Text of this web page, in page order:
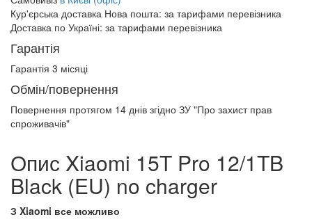
Кур'єрська доставка Нова пошта: за тарифами перевізника
Доставка по Україні: за тарифами перевізника
Гарантія
Гарантія 3 місяці
Обмін/повернення
Повернення протягом 14 днів згідно ЗУ "Про захист прав
спроживачів"
Опис Xiaomi 15T Pro 12/1TB
Black (EU) no charger
З Xiaomi все можливо